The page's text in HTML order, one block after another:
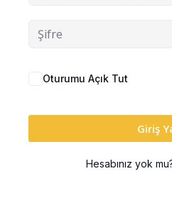
Oturumu Açık Tut
Giriş
Hesabınız yok